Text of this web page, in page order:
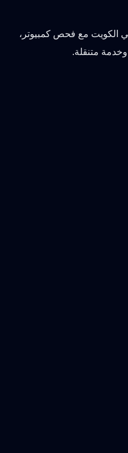
الكويت مع فحص كمبيوتر،
وخدمة متنقلة.